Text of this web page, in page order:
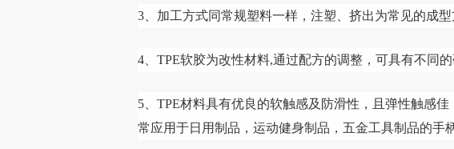
3、加工方式同常规塑料一样，注塑、挤出为常见的成型
4、TPE软胶为改性材料,通过配方的调整，可具有不同的
5、TPE材料具有优良的软触感及防滑性，且弹性触感
常应用于日用制品，运动健身制品，五金工具制品的手